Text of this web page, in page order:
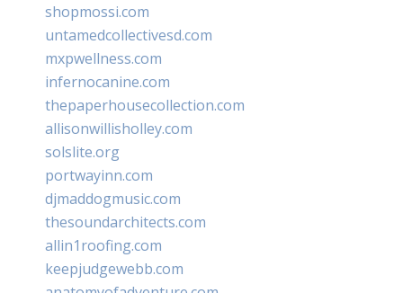
shopmossi.com
untamedcollectivesd.com
mxpwellness.com
infernocanine.com
thepaperhousecollection.com
allisonwillisholley.com
solslite.org
portwayinn.com
djmaddogmusic.com
thesoundarchitects.com
allin1roofing.com
keepjudgewebb.com